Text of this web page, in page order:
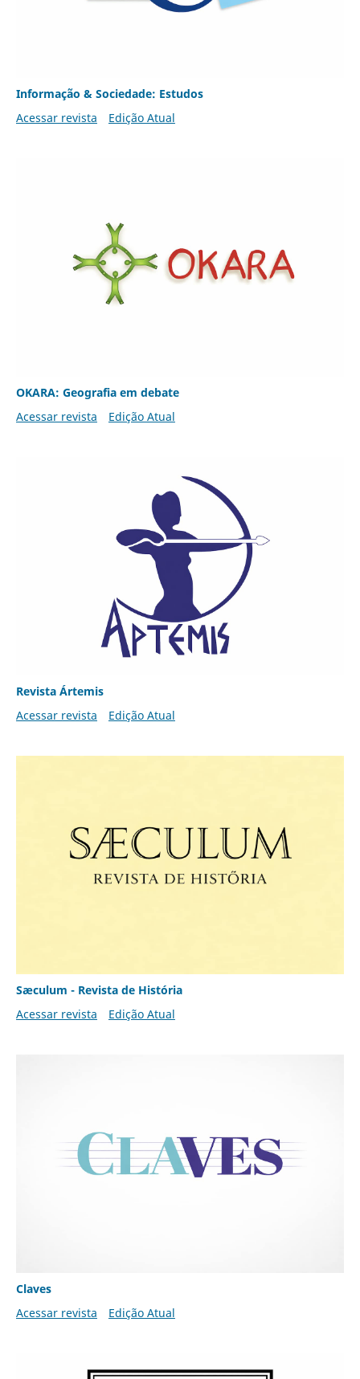
Informação & Sociedade: Estudos
Acessar revista
Edição Atual
OKARA: Geografia em debate
Acessar revista
Edição Atual
Revista Ártemis
Acessar revista
Edição Atual
Sæculum - Revista de História
Acessar revista
Edição Atual
Claves
Acessar revista
Edição Atual